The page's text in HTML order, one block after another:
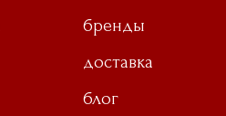
бренды
доставка
блог